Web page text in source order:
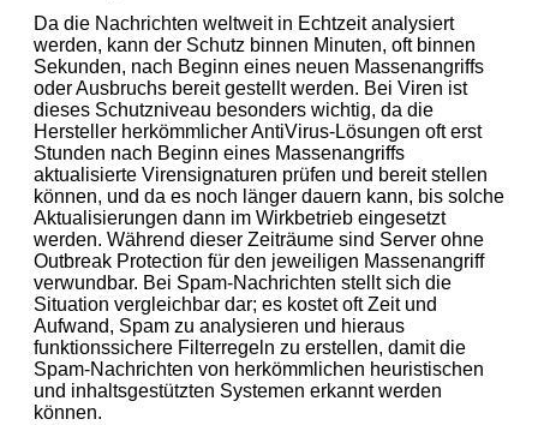
Da die Nachrichten weltweit in Echtzeit analysiert
werden, kann der Schutz binnen Minuten, oft binnen
Sekunden, nach Beginn eines neuen Massenangriffs
oder Ausbruchs bereit gestellt werden. Bei Viren ist
dieses Schutzniveau besonders wichtig, da die
Hersteller herkömmlicher AntiVirus-Lösungen oft erst
Stunden nach Beginn eines Massenangriffs
aktualisierte Virensignaturen prüfen und bereit stellen
können, und da es noch länger dauern kann, bis solche
Aktualisierungen dann im Wirkbetrieb eingesetzt
werden. Während dieser Zeiträume sind Server ohne
Outbreak Protection für den jeweiligen Massenangriff
verwundbar. Bei Spam-Nachrichten stellt sich die
Situation vergleichbar dar; es kostet oft Zeit und
Aufwand, Spam zu analysieren und hieraus
funktionssichere Filterregeln zu erstellen, damit die
Spam-Nachrichten von herkömmlichen heuristischen
und inhaltsgestützten Systemen erkannt werden
können.